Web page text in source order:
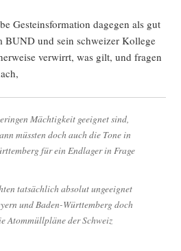
Gesteins­for­ma­ti­on dage­gen als gut
BUND und sein schwei­zer Kol­le­ge
ver­wirrt, was gilt, und fra­gen
Mäch­tig­keit geeig­net sind,
müss­ten doch auch die Tone in
für ein End­la­ger in Fra­ge
tat­säch­lich abso­lut unge­eig­net
und Baden-Würt­tem­berg doch
Atom­müll­plä­ne der Schweiz